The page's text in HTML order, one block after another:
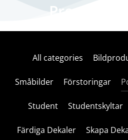
Premium
All categories
Småbilder Förstoringar
Student Studentskyltar
Färdiga Dekaler Skapa